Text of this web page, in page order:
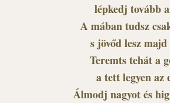
lépkedj tovább
A mában tudsz
s jövőd lesz
Teremts tehát a
a tett legyen az
Álmodj nagyot és